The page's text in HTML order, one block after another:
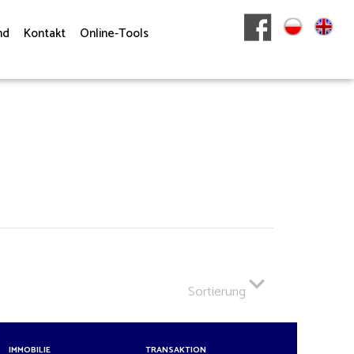
Kontakt Online-Tools
Sortierung
IMMOBILIE TRANSAKTION